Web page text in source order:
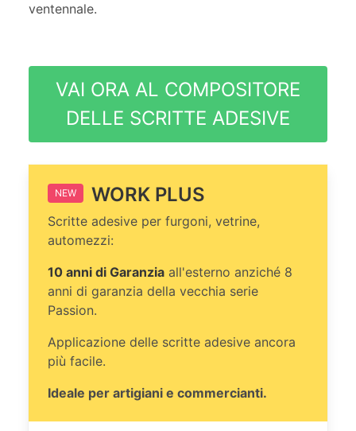
ventennale.
VAI ORA AL COMPOSITORE
DELLE SCRITTE ADESIVE
NEW WORK PLUS
Scritte adesive per furgoni, vetrine,
automezzi:
10 anni di Garanzia all'esterno anziché 8
anni di garanzia della vecchia serie
Passion.
Applicazione delle scritte adesive ancora
più facile.
Ideale per artigiani e commercianti.